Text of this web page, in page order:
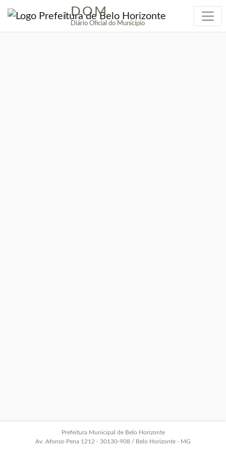
| DOM
Diário Oficial do Município
Prefeitura Municipal de Belo Horizonte
Av. Afonso Pena 1212 - 30130-908 / Belo Horizonte - MG